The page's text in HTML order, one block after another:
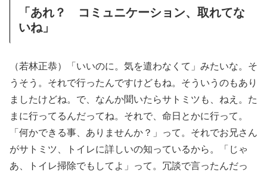
「あれ？ コミュニケーション、取れてな
いね」
（若林正恭）「いいのに。気を遣わなくて」みたいな。そ
うそう。それで行ったんですけどもね。そういうのもあり
ましたけどね。で、なんか聞いたらサトミツも、ねえ。た
まに行ってるんだってね。それで、命日とかに行って。
「何かできる事、ありませんか？」って。それでお兄さん
がサトミツ、トイレに詳しいの知っているから。「じゃ
あ、トイレ掃除でもしてよ」って。冗談で言ったんだっ